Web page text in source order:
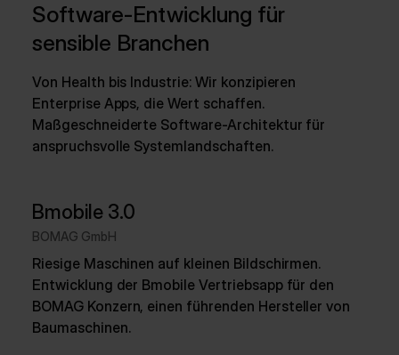
Software-Entwicklung für
sensible Branchen
Von Health bis Industrie: Wir konzipieren
Enterprise Apps, die Wert schaffen.
Maßgeschneiderte Software-Architektur für
anspruchsvolle Systemlandschaften.
Bmobile 3.0
BOMAG GmbH
Riesige Maschinen auf kleinen Bildschirmen.
Entwicklung der Bmobile Vertriebsapp für den
BOMAG Konzern, einen führenden Hersteller von
Baumaschinen.